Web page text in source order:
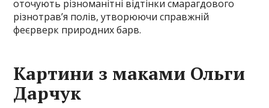
оточують різноманітні відтінки смарагдового
різнотрав’я полів, утворюючи справжній
феєрверк природних барв.
Картини з маками Ольги
Дарчук